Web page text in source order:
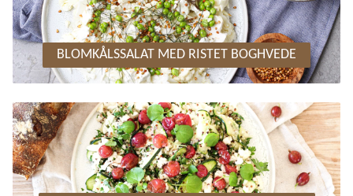
BLOMKÅLSSALAT MED RISTET BOGHVEDE